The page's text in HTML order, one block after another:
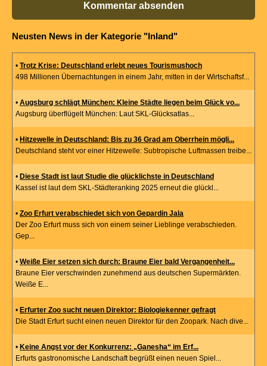
Kommentar absenden
Neusten News in der Kategorie "Inland"
• Trotz Krise: Deutschland erlebt neues Tourismushoch
498 Millionen Übernachtungen in einem Jahr, mitten in der Wirtschaftsf...
• Augsburg schlägt München: Kleine Städte liegen beim Glück vo...
Augsburg überflügelt München: Laut SKL-Glücksatlas...
• Hitzewelle in Deutschland: Bis zu 36 Grad am Oberrhein mögli...
Deutschland steht vor einer Hitzewelle: Subtropische Luftmassen treibe...
• Diese Stadt ist laut Studie die glücklichste in Deutschland
Kassel ist laut dem SKL-Städteranking 2025 erneut die glückl...
• Zoo Erfurt verabschiedet sich von Gepardin Jala
Der Zoo Erfurt muss sich von einem seiner Lieblinge verabschieden.
Gep...
• Weiße Eier setzen sich durch: Braune Eier bald Vergangenheit...
Braune Eier verschwinden zunehmend aus deutschen Supermärkten.
Weiße E...
• Erfurter Zoo sucht neuen Direktor: Biologiekenner gefragt
Die Stadt Erfurt sucht einen neuen Direktor für den Zoopark. Nach dive...
• Keine Angst vor der Konkurrenz: „Ganesha“ im Erf...
Erfurts gastronomische Landschaft begrüßt einen neuen Spiel...